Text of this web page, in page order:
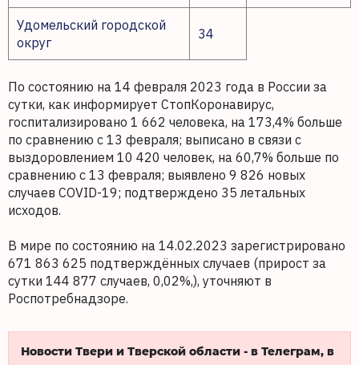
Удомельский городской
округ
34
По состоянию на 14 февраля 2023 года в России за
сутки, как информирует СтопКоронавирус,
госпитализировано 1 662 человека, на 173,4% больше
по сравнению с 13 февраля; выписано в связи с
выздоровлением 10 420 человек, на 60,7% больше по
сравнению с 13 февраля; выявлено 9 826 новых
случаев COVID-19; подтверждено 35 летальных
исходов.
В мире по состоянию на 14.02.2023 зарегистрировано
671 863 625 подтверждённых случаев (прирост за
сутки 144 877 случаев, 0,02%,), уточняют в
Роспотребнадзоре.
Новости Твери и Тверской области - в Телеграм, в